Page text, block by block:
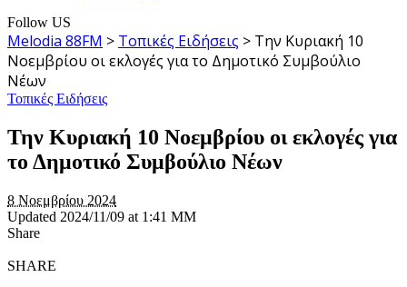
Follow US
Melodia 88FM > Τοπικές Ειδήσεις > Την Κυριακή 10
Νοεμβρίου οι εκλογές για το Δημοτικό Συμβούλιο
Νέων
Τοπικές Ειδήσεις
Την Κυριακή 10 Νοεμβρίου οι εκλογές για
το Δημοτικό Συμβούλιο Νέων
8 Νοεμβρίου 2024
Updated 2024/11/09 at 1:41 ΜΜ
Share
SHARE